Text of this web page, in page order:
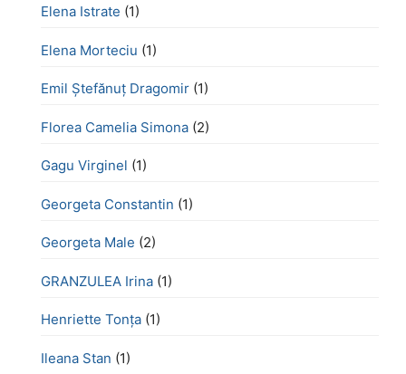
Elena Istrate (1)
Elena Morteciu (1)
Emil Ștefănuț Dragomir (1)
Florea Camelia Simona (2)
Gagu Virginel (1)
Georgeta Constantin (1)
Georgeta Male (2)
GRANZULEA Irina (1)
Henriette Tonţa (1)
Ileana Stan (1)